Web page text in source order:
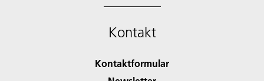
Kontakt
Kontaktformular